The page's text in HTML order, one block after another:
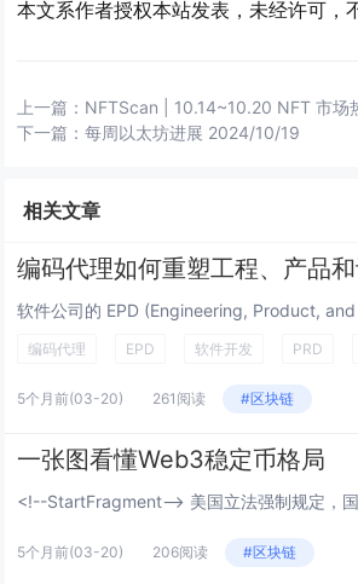
本文系作者授权本站发表，未经许可，
上一篇： NFTScan | 10.14~10.20 NFT 市场
下一篇：每周以太坊进展 2024/10/19
相关文章
编码代理如何重塑工程、产品
编码代理 EPD 软件开发 PRD
5个月前(03-20) 261阅读 #区块链
一张图看懂Web3稳定币格局
5个月前(03-20) 206阅读 #区块链